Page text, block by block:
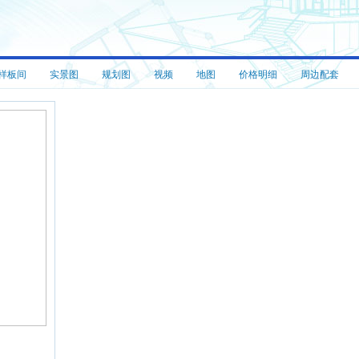
板间 实景图 规划图 视频 地图 价格明细 周边配套